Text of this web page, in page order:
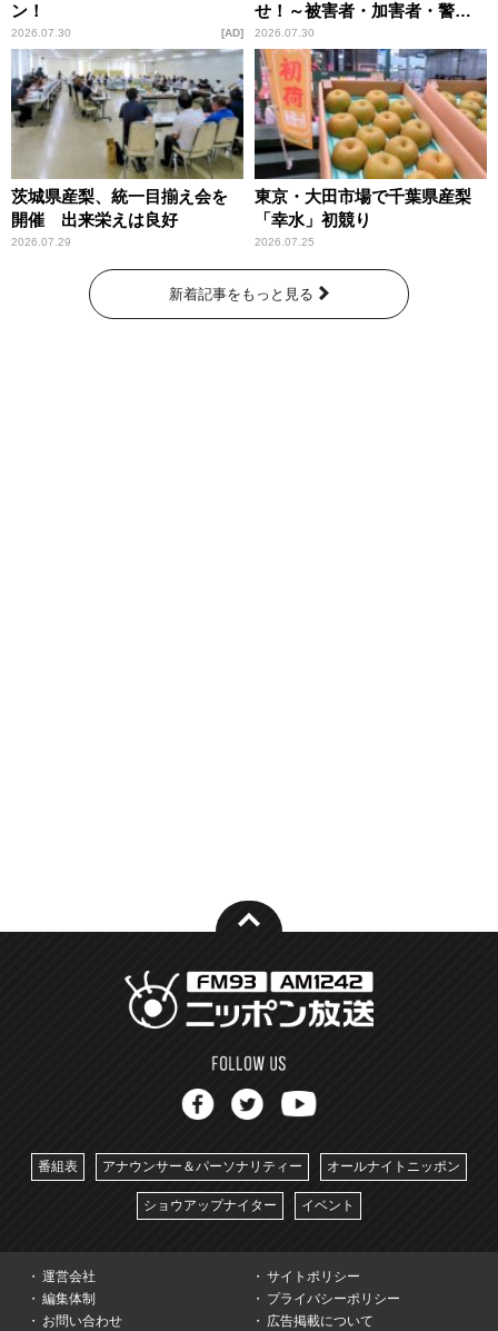
ン！
2026.07.30 AD
せ！～被害者・加害者・警視
庁が語るトクリュウの実態
～」放送
2026.07.30
茨城県産梨、統一目揃え会を
開催 出来栄えは良好
2026.07.29
東京・大田市場で千葉県産梨
「幸水」初競り
2026.07.25
新着記事をもっと見る
番組表 アナウンサー＆パーソナリティー オールナイトニッポン
ショウアップナイター イベント
運営会社
サイトポリシー
編集体制
プライバシーポリシー
お問い合わせ
広告掲載について